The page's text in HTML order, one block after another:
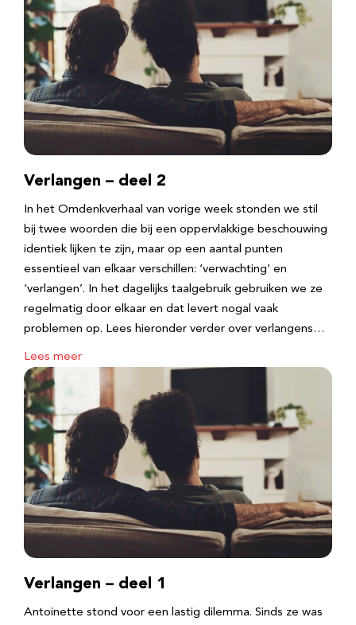
Verlangen – deel 2
In het Omdenkverhaal van vorige week stonden we stil
bij twee woorden die bij een oppervlakkige beschouwing
identiek lijken te zijn, maar op een aantal punten
essentieel van elkaar verschillen: ‘verwachting’ en
‘verlangen’. In het dagelijks taalgebruik gebruiken we ze
regelmatig door elkaar en dat levert nogal vaak
problemen op. Lees hieronder verder over verlangens…
Lees meer
Verlangen – deel 1
Antoinette stond voor een lastig dilemma. Sinds ze was